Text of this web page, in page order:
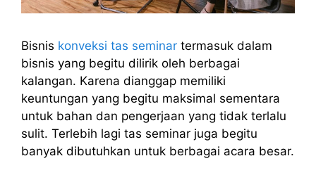
Bisnis konveksi tas seminar termasuk dalam
bisnis yang begitu dilirik oleh berbagai
kalangan. Karena dianggap memiliki
keuntungan yang begitu maksimal sementara
untuk bahan dan pengerjaan yang tidak terlalu
sulit. Terlebih lagi tas seminar juga begitu
banyak dibutuhkan untuk berbagai acara besar.